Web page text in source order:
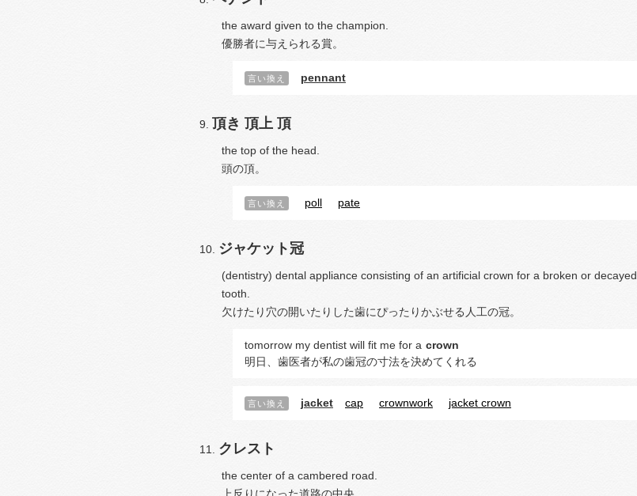
the award given to the champion.
優勝者に与えられる賞。
言い換え pennant
頂き 頂上 頂
the top of the head.
頭の頂。
言い換え poll pate
ジャケット冠
(dentistry) dental appliance consisting of an artificial crown for a broken or decayed
tooth.
欠けたり穴の開いたりした歯にぴったりかぶせる人工の冠。
tomorrow my dentist will fit me for a crown
明日、歯医者が私の歯冠の寸法を決めてくれる
言い換え jacket cap crownwork jacket crown
クレスト
the center of a cambered road.